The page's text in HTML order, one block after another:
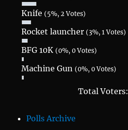
Knife(5%, 2 Votes)
Rocket launcher(3%, 1 Votes)
BFG 10K(0%, 0 Votes)
Machine Gun(0%, 0 Votes)
Total Voters:
Polls Archive